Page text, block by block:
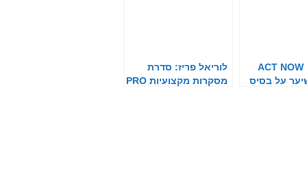
אינדולה: ACT NOW
על בסיס
לוריאל פריז: סדרת
מסקרות מקצועיות PRO